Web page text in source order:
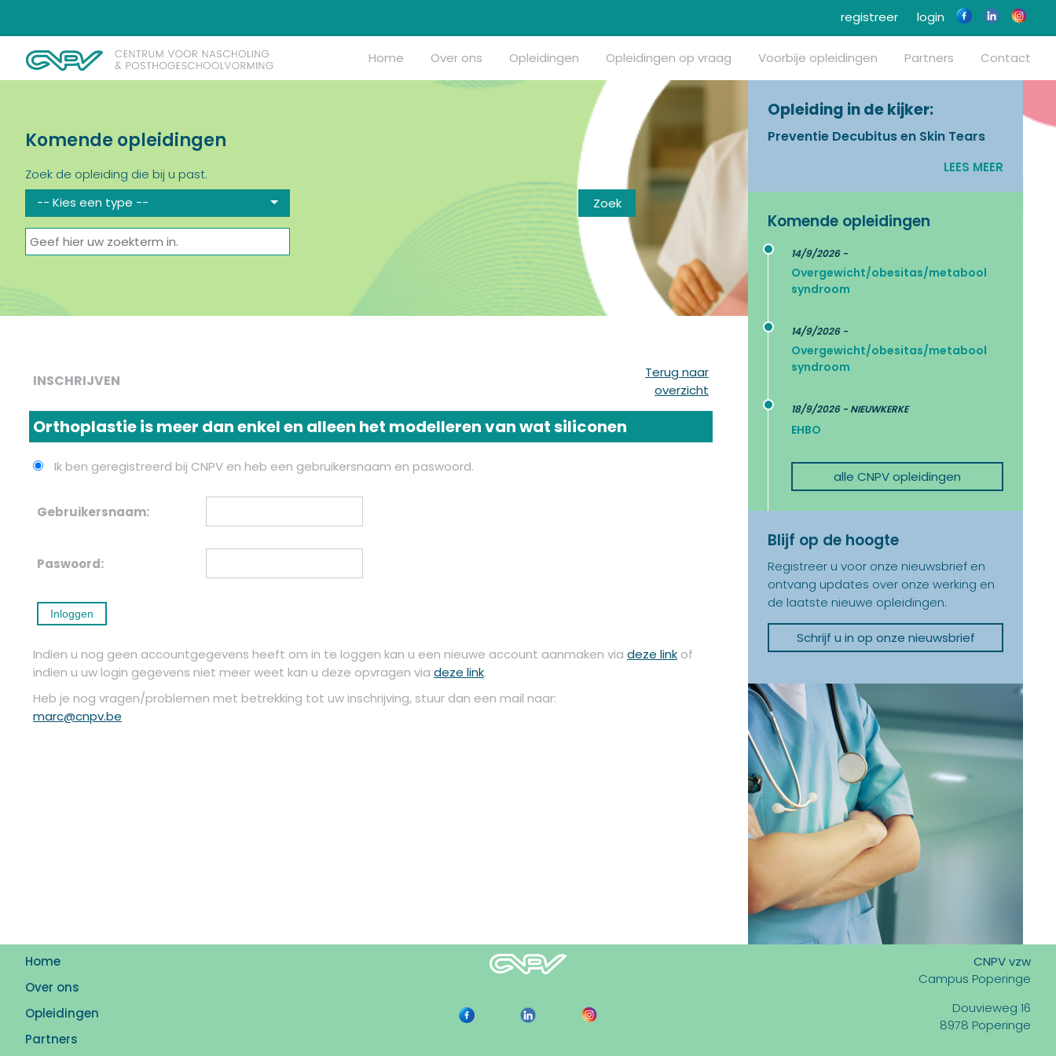
login
registreer
Home Over ons Opleidingen Opleidingen op vraag Voorbije opleidingen Partners Contact
Komende opleidingen
Zoek de opleiding die bij u past.
-- Kies een type --
Opleiding in de kijker:
Preventie Decubitus en Skin Tears
LEES MEER
Komende opleidingen
14/9/2026 -
Overgewicht/obesitas/metabool
syndroom
14/9/2026 -
Overgewicht/obesitas/metabool
syndroom
18/9/2026 - NIEUWKERKE
EHBO
alle CNPV opleidingen
Blijf op de hoogte
Registreer u voor onze nieuwsbrief en
ontvang updates over onze werking en
de laatste nieuwe opleidingen.
Schrijf u in op onze nieuwsbrief
INSCHRIJVEN
Terug naar
overzicht
Orthoplastie is meer dan enkel en alleen het modelleren van wat siliconen
Ik ben geregistreerd bij CNPV en heb een gebruikersnaam en paswoord.
Gebruikersnaam:
Paswoord:
Indien u nog geen accountgegevens heeft om in te loggen kan u een nieuwe account aanmaken via deze link of
indien u uw login gegevens niet meer weet kan u deze opvragen via deze link.
Heb je nog vragen/problemen met betrekking tot uw inschrijving, stuur dan een mail naar:
marc@cnpv.be
Home
Over ons
Opleidingen
Partners
CNPV vzw
Campus Poperinge
Douvieweg 16
8978 Poperinge